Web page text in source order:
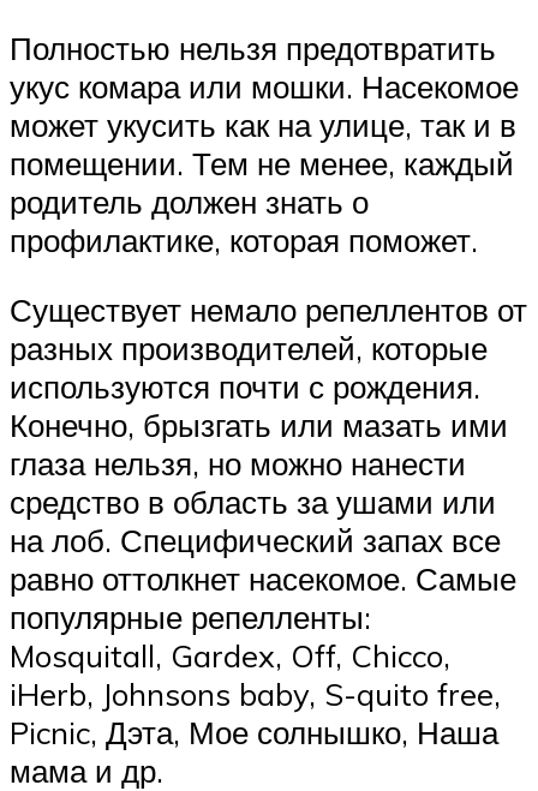
Полностью нельзя предотвратить
укус комара или мошки. Насекомое
может укусить как на улице, так и в
помещении. Тем не менее, каждый
родитель должен знать о
профилактике, которая поможет.
Существует немало репеллентов от
разных производителей, которые
используются почти с рождения.
Конечно, брызгать или мазать ими
глаза нельзя, но можно нанести
средство в область за ушами или
на лоб. Специфический запах все
равно оттолкнет насекомое. Самые
популярные репелленты:
Mosquitall, Gardex, Off, Chicco,
iHerb, Johnsons baby, S-quito free,
Picnic, Дэта, Мое солнышко, Наша
мама и др.